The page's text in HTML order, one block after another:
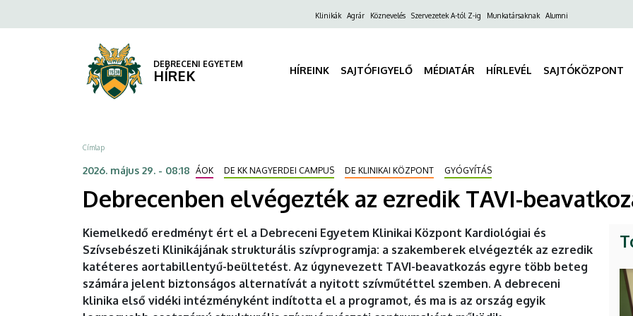
elvégezték
beavatkozást
DEBRECENI
EGYETEM
a
FelsőKlinikák Agrár Köznevelés Szervezetek A-tól Z-ig Munkatársaknak Alumni
DEBRECENI EGYETEM
HÍREK HÍREINK SAJTÓFIGYELŐ MÉDIATÁR HÍRLEVÉL SAJTÓKÖZPONT
Morzsa
Címlap
2026. május 29. - 08:18 ÁOK DE KK NAGYERDEI CAMPUS DE KLINIKAI KÖZPONT GYÓGYÍTÁS
Debrecenben elvégezték az ezredik TAVI-
Kiemelkedő eredményt ért el a Debreceni Egyetem Klinikai Központ Kardiológiai és
Szívsebészeti Klinikájának strukturális szívprogramja: a szakemberek elvégezték az ezredik
katéteres aortabillentyű-beültetést. Az úgynevezett TAVI-beavatkozás egyre több beteg
számára jelent biztonságos alternatívát a nyitott szívműtéttel szemben. A debreceni
klinika első vidéki intézményként indította el a programot, és ma is az ország egyik